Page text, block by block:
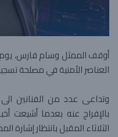
أوقف الممثل وسام فارس، يوم
العناصر الأمنية في مصلحة
وتداعى عدد من الفنانين
بالإفراج عنه بعدما أشيعت
الثلاثاء المقبل بانتظار إشارة